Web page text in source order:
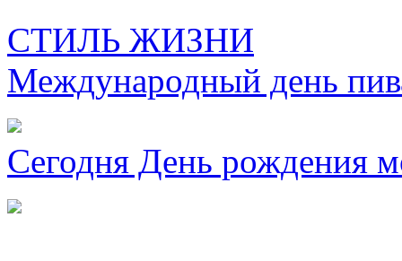
СТИЛЬ ЖИЗНИ
Международный день
Сегодня День рождения